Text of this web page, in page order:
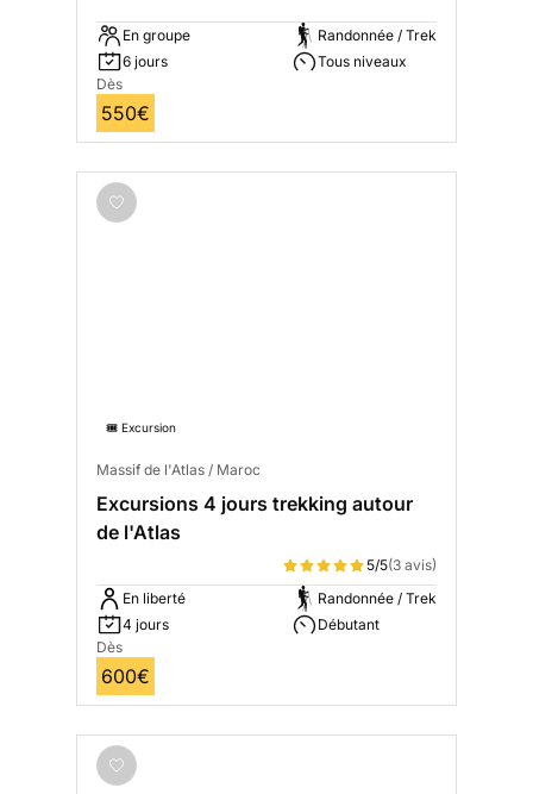
En groupe
6 jours
Randonnée / Trek
Tous niveaux
Dès
550€
🎟️ Excursion
Massif de l'Atlas / Maroc
Excursions 4 jours trekking autour
de l'Atlas
5/5(3 avis)
En liberté
4 jours
Randonnée / Trek
Débutant
Dès
600€